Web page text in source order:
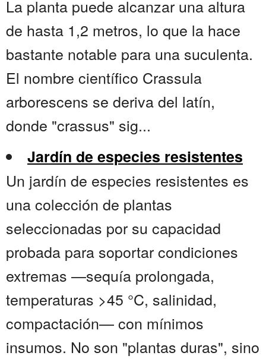
La planta puede alcanzar una altura
de hasta 1,2 metros, lo que la hace
bastante notable para una suculenta.
El nombre científico Crassula
arborescens se deriva del latín,
donde "crassus" sig...
Jardín de especies resistentes
Un jardín de especies resistentes es
una colección de plantas
seleccionadas por su capacidad
probada para soportar condiciones
extremas —sequía prolongada,
temperaturas >45 °C, salinidad,
compactación— con mínimos
insumos. No son "plantas duras", sino